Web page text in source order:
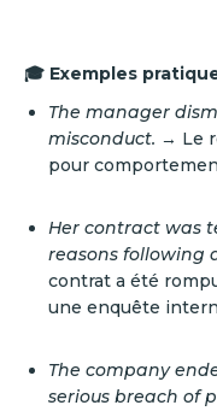
🎓 Exemples
The manager
misconduct. → Le
pour
Her contract was
reasons following
contrat a été
une enquête
The company
serious breach of